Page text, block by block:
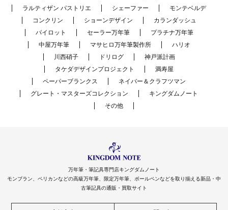
ラルティザン パストリエ
シェーファー
モンテベルデ
コンクリン
ショーンデザイン
カランダッシュ
パイロット
セーラー万年筆
プラチナ万年筆
中屋万年筆
マサヒロ万年筆製作所
ハリオ
川西硝子
ドリログ
神戸派計画
タケダデザインプロジェクト
満寿屋
ペーパーブランクス
ネイバー＆クラフツマン
グレート・マスターズコレクション
キングダムノート
その他
万年筆・筆記具専門店キングダムノート
モンブラン、ペリカンなどの高級万年筆、限定万年筆、ボールペンなどを取り揃える新品・中
古筆記具の通販・買取サイト